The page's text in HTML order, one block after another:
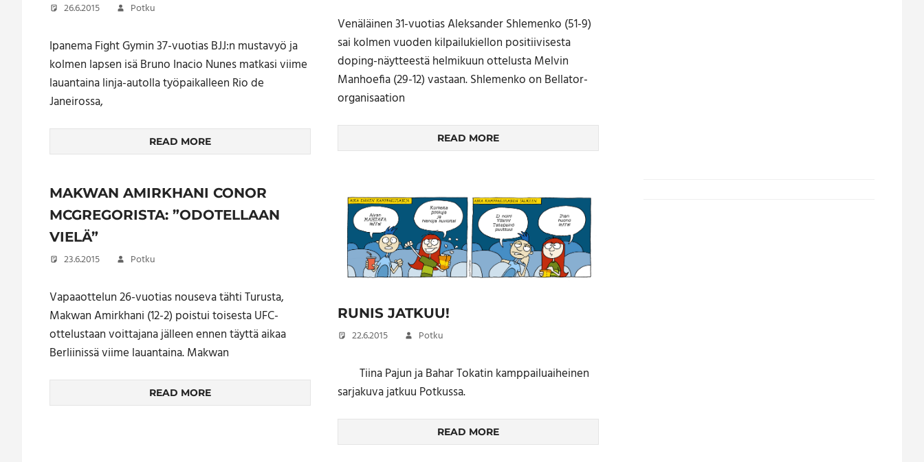
26.6.2015 Potku
Ipanema Fight Gymin 37-vuotias BJJ:n mustavyö ja
kolmen lapsen isä Bruno Inacio Nunes matkasi viime
lauantaina linja-autolla työpaikalleen Rio de
Janeirossa,
READ MORE
Venäläinen 31-vuotias Aleksander Shlemenko (51-9)
sai kolmen vuoden kilpailukiellon positiivisesta
doping-näytteestä helmikuun ottelusta Melvin
Manhoefia (29-12) vastaan. Shlemenko on Bellator-
organisaation
READ MORE
MAKWAN AMIRKHANI CONOR
MCGREGORISTA: ”ODOTELLAAN
VIELÄ”
23.6.2015 Potku
Vapaaottelun 26-vuotias nouseva tähti Turusta,
Makwan Amirkhani (12-2) poistui toisesta UFC-
ottelustaan voittajana jälleen ennen täyttä aikaa
Berliinissä viime lauantaina. Makwan
READ MORE
RUNIS JATKUU!
22.6.2015 Potku
Tiina Pajun ja Bahar Tokatin kamppailuaiheinen
sarjakuva jatkuu Potkussa.
READ MORE